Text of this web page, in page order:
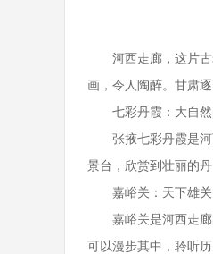
河西走廊，这片古
画，令人陶醉。甘肃
七彩丹霞：大自然
张掖七彩丹霞是河
景台，欣赏到壮丽的
嘉峪关：天下雄关
嘉峪关是河西走廊
可以漫步其中，聆听